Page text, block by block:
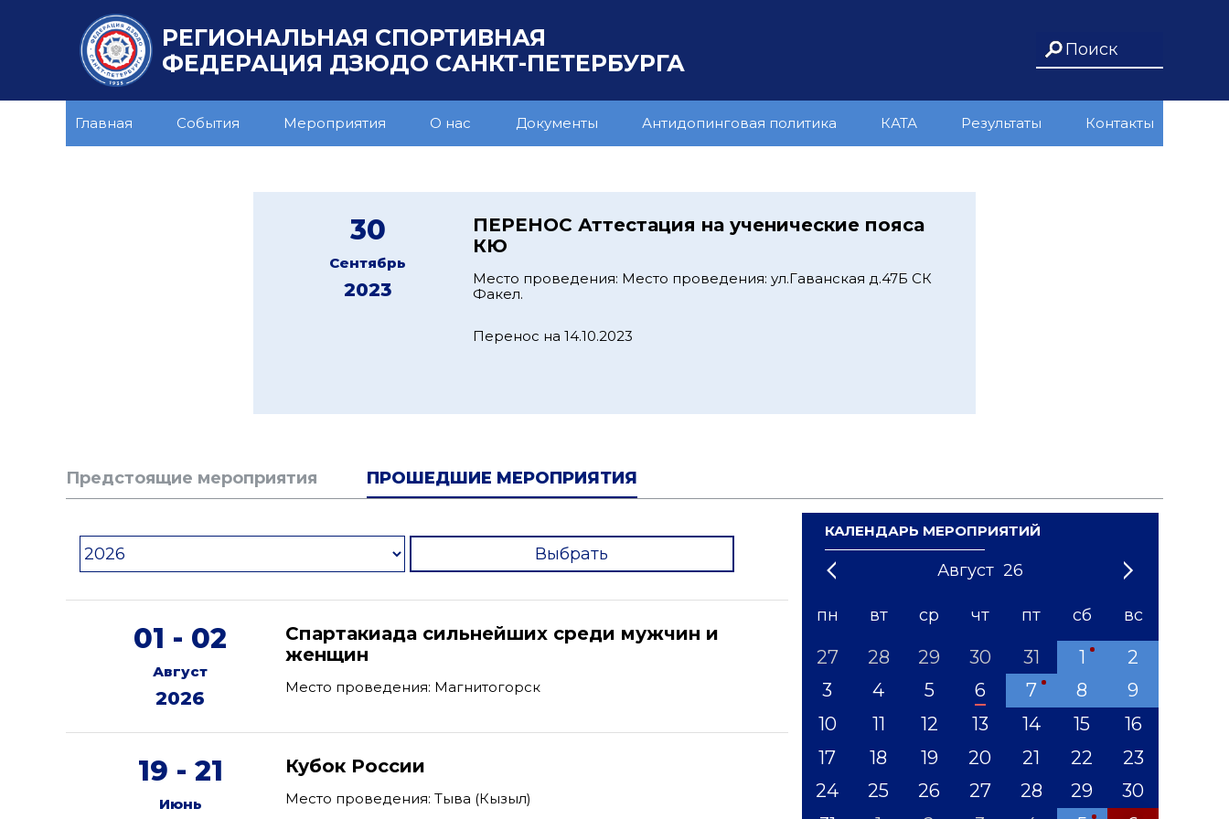
РЕГИОНАЛЬНАЯ СПОРТИВНАЯ
ФЕДЕРАЦИЯ ДЗЮДО САНКТ-ПЕТЕРБУРГА
Главная События Мероприятия О нас Документы Антидопинговая политика КАТА Результаты Контакты
30
Сентябрь
2023
ПЕРЕНОС Аттестация на ученические пояса
КЮ
Место проведения: Место проведения: ул.Гаванская д.47Б СК
Факел.
Перенос на 14.10.2023
Предстоящие мероприятия ПРОШЕДШИЕ МЕРОПРИЯТИЯ
Выбрать
01 - 02
Август
2026
Спартакиада сильнейших среди мужчин и
женщин
Место проведения: Магнитогорск
19 - 21
Июнь
Кубок России
Место проведения: Тыва (Кызыл)
КАЛЕНДАРЬ МЕРОПРИЯТИЙ
Август 26
1 3 5 8 10 12
'21 '23 '24 '25 '26 '27 '28 '29 '31
пн вт ср чт пт сб вс
27 28 29 30 31 1
2
3
4 5 6 7 8
9
10
11 12 13 14 15
16
17
18 19 20 21 22
23
24
25 26 27 28 29
30